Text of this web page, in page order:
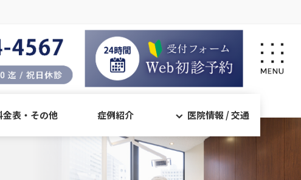
金表・その他 症例紹介 医院情報 / 交通